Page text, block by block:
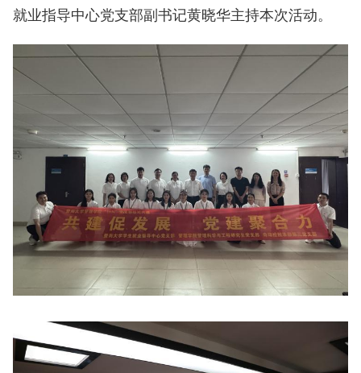
就业指导中心党支部副书记黄晓华主持本次活动。